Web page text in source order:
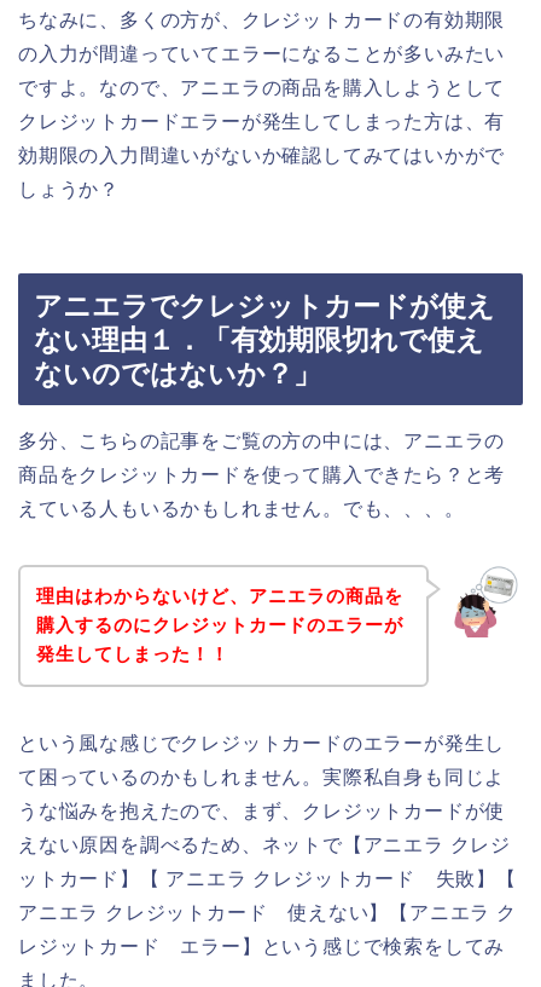
ちなみに、多くの方が、クレジットカードの有効期限
の入力が間違っていてエラーになることが多いみたい
ですよ。なので、アニエラの商品を購入しようとして
クレジットカードエラーが発生してしまった方は、有
効期限の入力間違いがないか確認してみてはいかがで
しょうか？
アニエラでクレジットカードが使え
ない理由１．「有効期限切れで使え
ないのではないか？」
多分、こちらの記事をご覧の方の中には、アニエラの
商品をクレジットカードを使って購入できたら？と考
えている人もいるかもしれません。でも、、、。
理由はわからないけど、アニエラの商品を
購入するのにクレジットカードのエラーが
発生してしまった！！
という風な感じでクレジットカードのエラーが発生し
て困っているのかもしれません。実際私自身も同じよ
うな悩みを抱えたので、まず、クレジットカードが使
えない原因を調べるため、ネットで【アニエラ クレジ
ットカード】【 アニエラ クレジットカード 失敗】【
アニエラ クレジットカード 使えない】【アニエラ ク
レジットカード エラー】という感じで検索をしてみ
ました。